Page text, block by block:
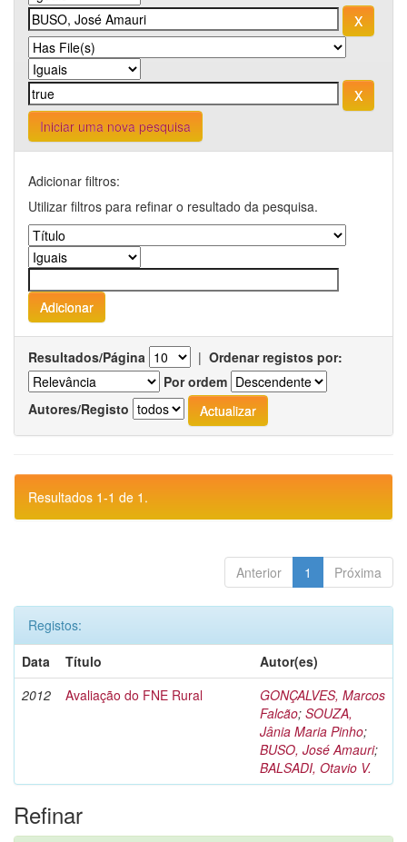
Iniciar uma nova pesquisa
Adicionar filtros:
Utilizar filtros para refinar o resultado da pesquisa.
Resultados/Página | Ordenar registos por:
Por ordem
Autores/Registo
Resultados 1-1 de 1.
Anterior 1 Próxima
Registos:
Data
Título
Autor(es)
2012
Avaliação do FNE Rural
GONÇALVES, Marcos
Falcão; SOUZA,
Jânia Maria Pinho;
BUSO, José Amauri;
BALSADI, Otavio V.
Refinar